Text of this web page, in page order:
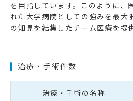
を目指しています。このように、
れた大学病院としての強みを最大
の知見を結集したチーム医療を提
治療・手術件数
治療・手術の名称